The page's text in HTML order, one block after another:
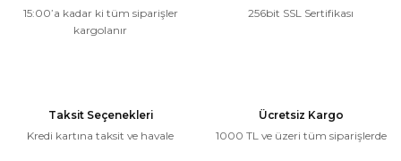
15:00’a kadar ki tüm siparişler
kargolanır
256bit SSL Sertifikası
Taksit Seçenekleri
Kredi kartına taksit ve havale
Ücretsiz Kargo
1000 TL ve üzeri tüm siparişlerde